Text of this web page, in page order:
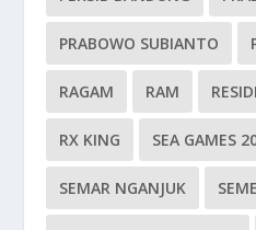
PRABOWO SUBIANTO
RAGAM RAM
RX KING SEA GAMES
SEMAR NGANJUK